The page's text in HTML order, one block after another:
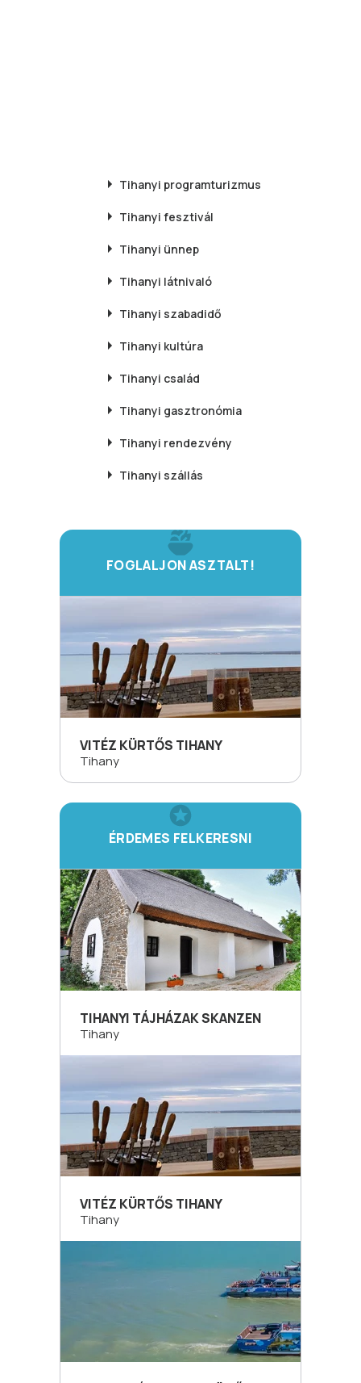
Tihanyi programturizmus
Tihanyi fesztivál
Tihanyi ünnep
Tihanyi látnivaló
Tihanyi szabadidő
Tihanyi kultúra
Tihanyi család
Tihanyi gasztronómia
Tihanyi rendezvény
Tihanyi szállás
FOGLALJON ASZTALT!
VITÉZ KÜRTŐS TIHANY
Tihany
ÉRDEMES FELKERESNI
TIHANYI TÁJHÁZAK SKANZEN
Tihany
VITÉZ KÜRTŐS TIHANY
Tihany